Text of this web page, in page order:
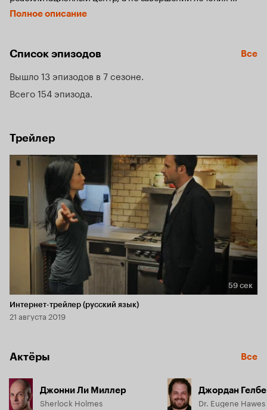
остался в Бруклине как консультант нью-йоркской
полиции. В расследованиях ему помогает его компаньон-
Полное описание
Список эпизодов Все
Вышло 13 эпизодов в 7 сезоне
Всего 154 эпизода
Трейлер
Длительность 59 сек
59 сек
Интернет-трейлер (русский язык)
21 августа 2019
Актёры Все
Джонни Ли Миллер
Sherlock Holmes
Джордан
Dr. Eugene Hawes